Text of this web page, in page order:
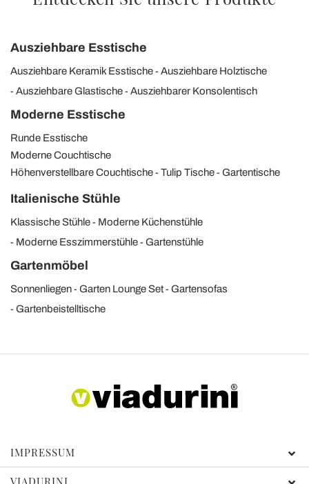
Ausziehbare Esstische
Ausziehbare Keramik Esstische
Ausziehbare Holztische
Ausziehbare Glastische
Ausziehbarer Konsolentisch
Moderne Esstische
Runde Esstische
Moderne Couchtische
Höhenverstellbare Couchtische
Tulip Tische Gartentische
Italienische Stühle
Klassische Stühle
Moderne Küchenstühle
Moderne Esszimmerstühle
Gartenstühle
Gartenmöbel
Sonnenliegen Garten Lounge Set
Gartensofas
Gartenbeistelltische
IMPRESSUM